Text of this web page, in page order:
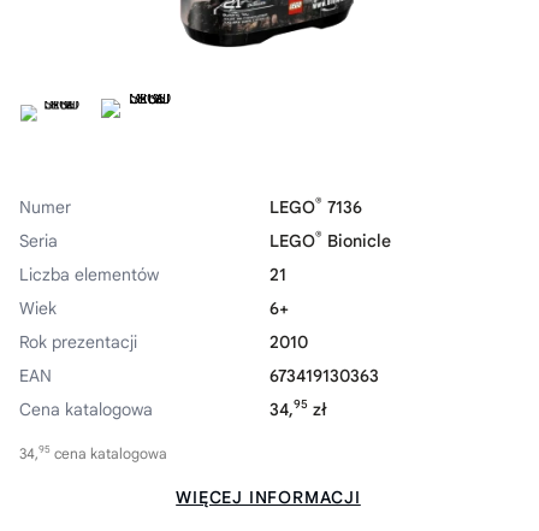
Numer LEGO® 7136
Seria
LEGO® Bionicle
Liczba elementów
21
Wiek
6+
Rok prezentacji
2010
EAN
673419130363
Cena katalogowa
34,95 zł
34,95 cena katalogowa
WIĘCEJ INFORMACJI